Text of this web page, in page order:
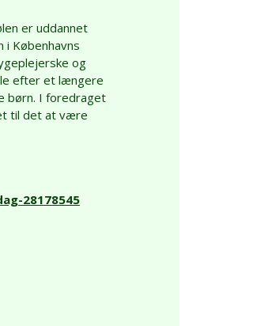
er uddannet
i Københavns
og
efter et længere
børn. I foredraget
til det at være
28178545